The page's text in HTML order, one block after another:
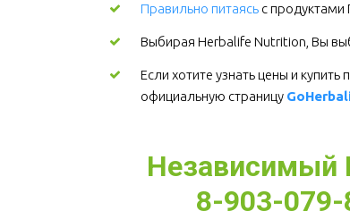
Правильно питаясь с продуктами
Выбирая Herbalife Nutrition, Вы
Если хотите узнать цены и
официальную страницу
Независимый
8-903-